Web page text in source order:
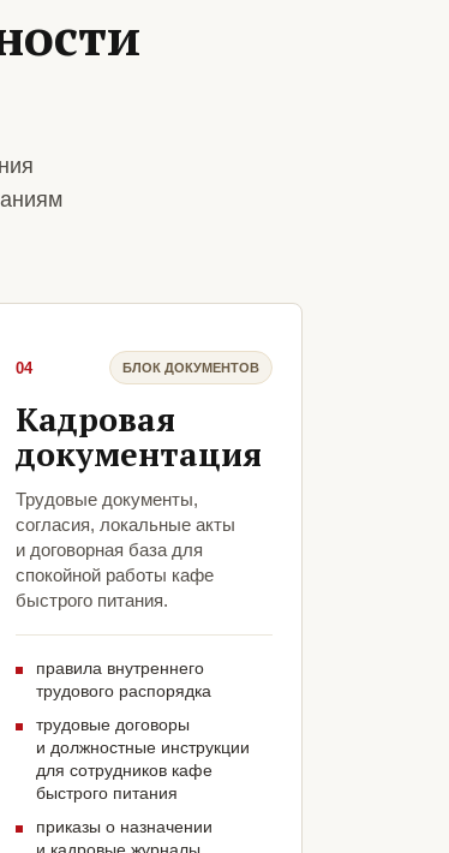
04 БЛОК ДОКУМЕНТОВ
Кадровая
документация
Трудовые документы,
согласия, локальные акты
и договорная база для
спокойной работы кафе
быстрого питания.
правила внутреннего
трудового распорядка
трудовые договоры
и должностные инструкции
для сотрудников кафе
быстрого питания
приказы о назначении